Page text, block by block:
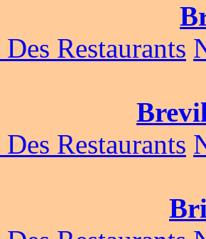
Restaurants
Restaurants